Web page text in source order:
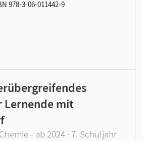
978-3-06-011442-9
Lernende mit
- ab 2024 · 7. Schuljahr